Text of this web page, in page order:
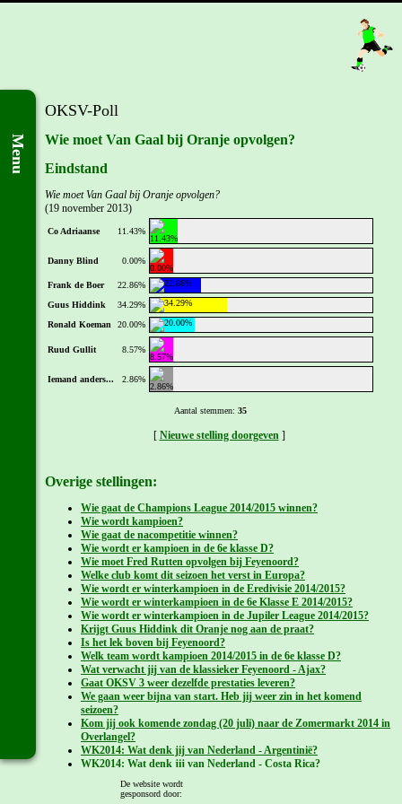
Menu
OKSV-Poll
Wie moet Van Gaal bij Oranje opvolgen?
Eindstand
Wie moet Van Gaal bij Oranje opvolgen?
(19 november 2013)
Co Adriaanse 11.43%
Danny Blind 0.00%
Frank de Boer
22.86%
Guus Hiddink
34.29%
Ronald Koeman
20.00%
Ruud Gullit 8.57%
Iemand anders... 2.86%
Aantal stemmen: 35
[ Nieuwe stelling doorgeven]
Overige stellingen:
Wie gaat de Champions League 2014/2015 winnen?
Wie wordt kampioen?
Wie gaat de nacompetitie winnen?
Wie wordt er kampioen in de 6e klasse D?
Wie moet Fred Rutten opvolgen bij Feyenoord?
Welke club komt dit seizoen het verst in Europa?
Wie wordt er winterkampioen in de Eredivisie 2014/2015?
Wie wordt er winterkampioen in de 6e Klasse E 2014/2015?
Wie wordt er winterkampioen in de Jupiler League 2014/2015?
Krijgt Guus Hiddink dit Oranje nog aan de praat?
Is het lek boven bij Feyenoord?
Welk team wordt kampioen 2014/2015 in de 6e klasse D?
Wat verwacht jij van de klassieker Feyenoord - Ajax?
Gaat OKSV 3 weer dezelfde prestaties leveren?
We gaan weer bijna van start. Heb jij weer zin in het komend
seizoen?
Kom jij ook komende zondag (20 juli) naar de Zomermarkt 2014 in
Overlangel?
WK2014: Wat denk jij van Nederland - Argentinië?
WK2014: Wat denk jij van Nederland - Costa Rica?
WK2014: Wat denk jij van Nederland - Chili?
De website wordt
gesponsord door: